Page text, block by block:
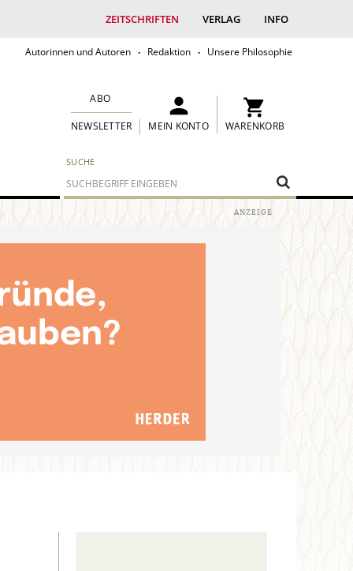
ZEITSCHRIFTEN VERLAG INFO
Autorinnen und Autoren Redaktion Unsere Philosophie
SUCHE
ABO
NEWSLETTER MEIN KONTO WARENKORB